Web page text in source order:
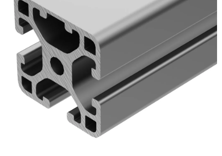
je
0,0
z
5
hvězdiček.